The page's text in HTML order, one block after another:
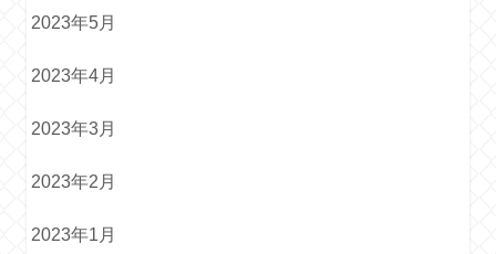
2023年5月
2023年4月
2023年3月
2023年2月
2023年1月